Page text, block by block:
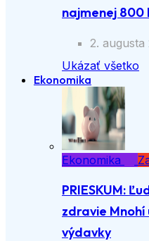
najmenej 800
2. augusta
Ukázať všetko
Ekonomika
Ekonomika
PRIESKUM:
zdravie
výdavky